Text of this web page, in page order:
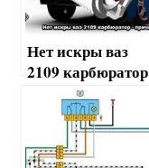
Нет искры ваз
2109 карбюратор
— причины и
способы решения